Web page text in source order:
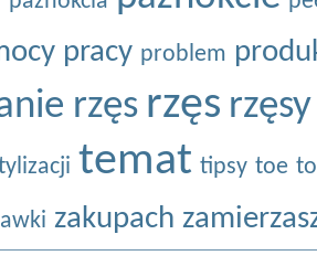
pracy problem
rzęs rzęs
temat tipsy toe
zakupach